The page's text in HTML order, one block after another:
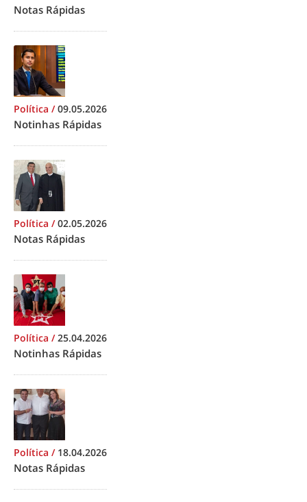
Notas Rápidas
Política /09.05.2026
Notinhas Rápidas
Política /02.05.2026
Notas Rápidas
Política /25.04.2026
Notinhas Rápidas
Política / 18.04.2026
Notas Rápidas